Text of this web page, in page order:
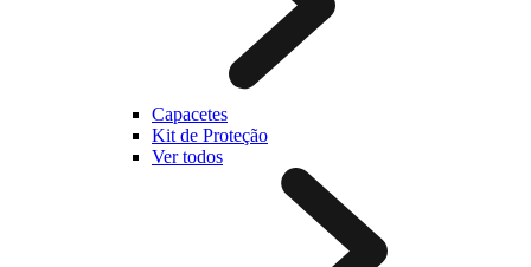
Capacetes
Kit de Proteção
Ver todos